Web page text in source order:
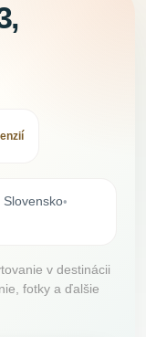
•
v destinácii
fotky a ďalšie